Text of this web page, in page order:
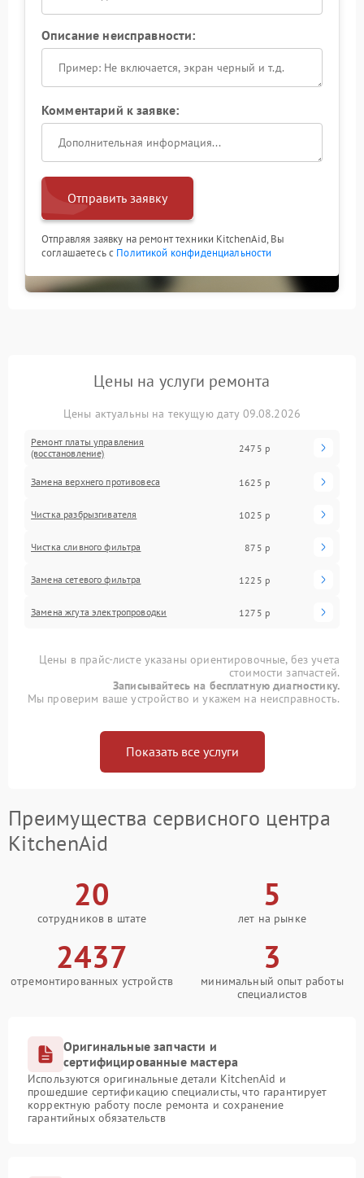
Описание неисправности:
Комментарий к заявке:
Отправить заявку
Отправляя заявку на ремонт техники KitchenAid, Вы
соглашаетесь с Политикой конфиденциальности
Цены на услуги ремонта
Цены актуальны на текущую дату 09.08.2026
Ремонт платы управления
(восстановление)
2475 р
Замена верхнего противовеса 1625 р
Чистка разбрызгивателя 1025 р
Чистка сливного фильтра 875 р
Замена сетевого фильтра 1225 р
Замена жгута электропроводки 1275 р
Цены в прайс-листе указаны ориентировочные, без учета
стоимости запчастей.
Записывайтесь на бесплатную диагностику.
Мы проверим ваше устройство и укажем на неисправность.
Показать все услуги
Преимущества сервисного центра
KitchenAid
20
сотрудников в штате
5
лет на рынке
2437
отремонтированных устройств
3
минимальный опыт работы
специалистов
Оригинальные запчасти и
сертифицированные мастера
Используются оригинальные детали KitchenAid и
прошедшие сертификацию специалисты, что гарантирует
корректную работу после ремонта и сохранение
гарантийных обязательств